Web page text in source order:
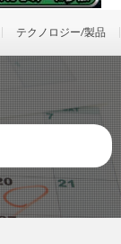
テクノロジー/製品